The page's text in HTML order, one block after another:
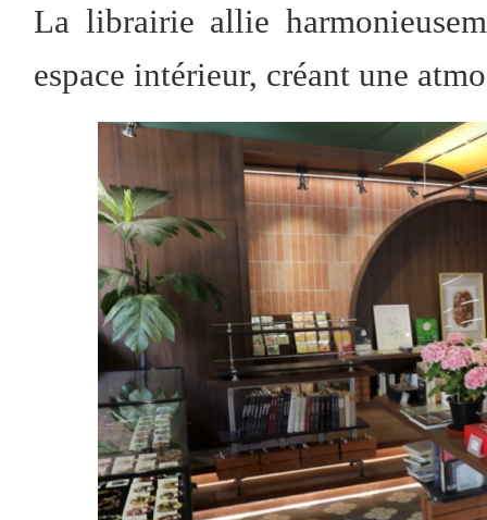
La librairie allie
espace intérieur, créant une